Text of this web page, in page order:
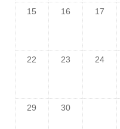
15 16 17
22 23 24
29 30